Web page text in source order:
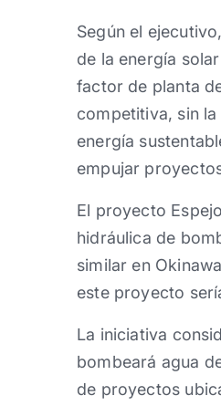
Según el
de la energía
factor de planta
competitiva, sin
energía
empujar
El proyecto
hidráulica de
similar en
este proyecto
La iniciativa
bombeará agua
de proyectos